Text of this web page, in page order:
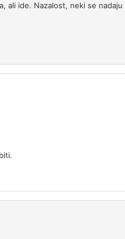
ali ide. Nazalost, neki se